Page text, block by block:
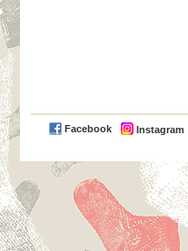
Facebook Instagram